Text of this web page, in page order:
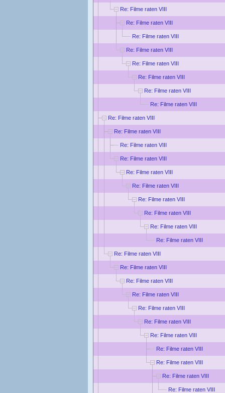
Re: Filme raten VIII
Re: Filme raten VIII
Re: Filme raten VIII
Re: Filme raten VIII
Re: Filme raten VIII
Re: Filme raten VIII
Re: Filme raten VIII
Re: Filme raten VIII
Re: Filme raten VIII
Re: Filme raten VIII
Re: Filme raten VIII
Re: Filme raten VIII
Re: Filme raten VIII
Re: Filme raten VIII
Re: Filme raten VIII
Re: Filme raten VIII
Re: Filme raten VIII
Re: Filme raten VIII
Re: Filme raten VIII
Re: Filme raten VIII
Re: Filme raten VIII
Re: Filme raten VIII
Re: Filme raten VIII
Re: Filme raten VIII
Re: Filme raten VIII
Re: Filme raten VIII
Re: Filme raten VIII
Re: Filme raten VIII
Re: Filme raten VIII